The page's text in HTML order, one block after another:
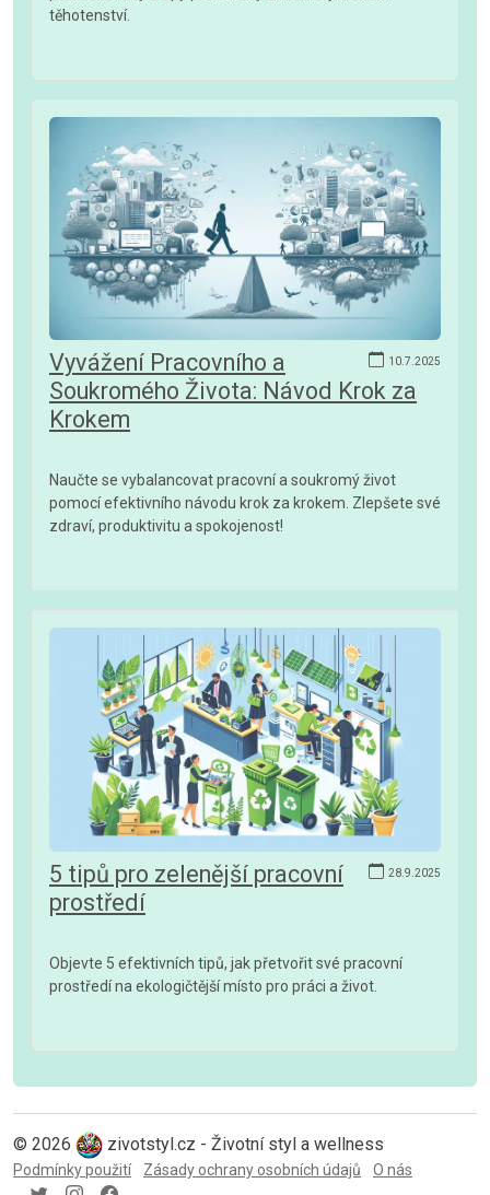
těhotenství.
10.7.2025
Vyvážení Pracovního a
Soukromého Života: Návod Krok za
Krokem
Naučte se vybalancovat pracovní a soukromý život
pomocí efektivního návodu krok za krokem. Zlepšete své
zdraví, produktivitu a spokojenost!
28.9.2025
5 tipů pro zelenější pracovní
prostředí
Objevte 5 efektivních tipů, jak přetvořit své pracovní
prostředí na ekologičtější místo pro práci a život.
© 2026 zivotstyl.cz - Životní styl a wellness
Podmínky použití Zásady ochrany osobních údajů O nás